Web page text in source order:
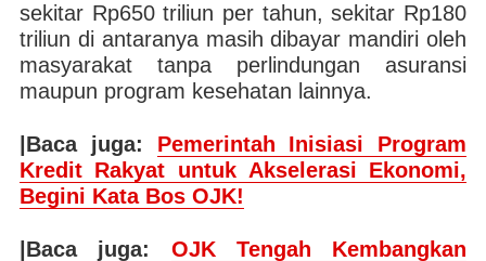
sekitar Rp650 triliun per tahun, sekitar Rp180
triliun di antaranya masih dibayar mandiri oleh
masyarakat tanpa perlindungan asuransi
maupun program kesehatan lainnya.
|Baca juga: Pemerintah Inisiasi Program
Kredit Rakyat untuk Akselerasi Ekonomi,
Begini Kata Bos OJK!
|Baca juga: OJK Tengah Kembangkan